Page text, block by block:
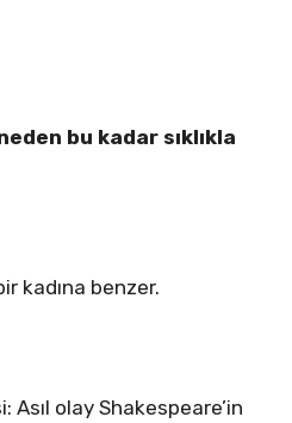
bu kadar sıklıkla
kadına benzer.
olay Shakespeare’in